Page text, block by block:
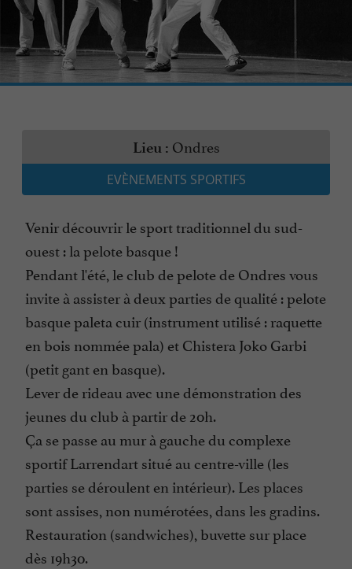
Lieu : Ondres
EVÈNEMENTS SPORTIFS
Venir découvrir le sport traditionnel du sud-
ouest : la pelote basque !
Pendant l'été, le club de pelote de Ondres vous
invite à assister à deux parties de qualité : pelote
basque paleta cuir (instrument utilisé : raquette
en bois nommée pala) et Chistera Joko Garbi
(petit gant en basque).
Lever de rideau avec une démonstration des
jeunes du club à partir de 20h.
Ça se passe au mur à gauche du complexe
sportif Larrendart situé au centre-ville (les
parties se déroulent en intérieur). Les places
sont assises, non numérotées, dans les gradins.
Restauration (sandwiches), buvette sur place
dès 19h30.